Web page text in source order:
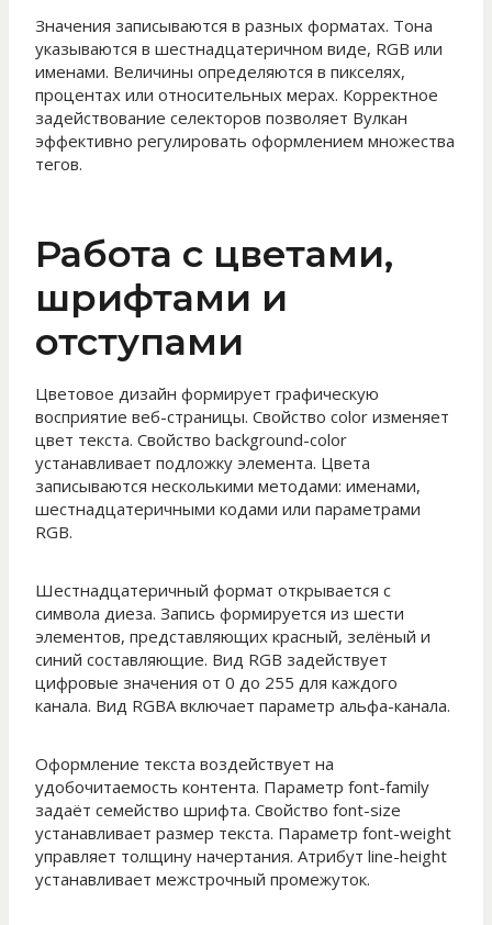
Значения записываются в разных форматах. Тона
указываются в шестнадцатеричном виде, RGB или
именами. Величины определяются в пикселях,
процентах или относительных мерах. Корректное
задействование селекторов позволяет Вулкан
эффективно регулировать оформлением множества
тегов.
Работа с цветами,
шрифтами и
отступами
Цветовое дизайн формирует графическую
восприятие веб-страницы. Свойство color изменяет
цвет текста. Свойство background-color
устанавливает подложку элемента. Цвета
записываются несколькими методами: именами,
шестнадцатеричными кодами или параметрами
RGB.
Шестнадцатеричный формат открывается с
символа диеза. Запись формируется из шести
элементов, представляющих красный, зелёный и
синий составляющие. Вид RGB задействует
цифровые значения от 0 до 255 для каждого
канала. Вид RGBA включает параметр альфа-канала.
Оформление текста воздействует на
удобочитаемость контента. Параметр font-family
задаёт семейство шрифта. Свойство font-size
устанавливает размер текста. Параметр font-weight
управляет толщину начертания. Атрибут line-height
устанавливает межстрочный промежуток.